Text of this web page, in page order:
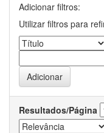
Adicionar filtros:
Utilizar filtros para
Resultados/Página